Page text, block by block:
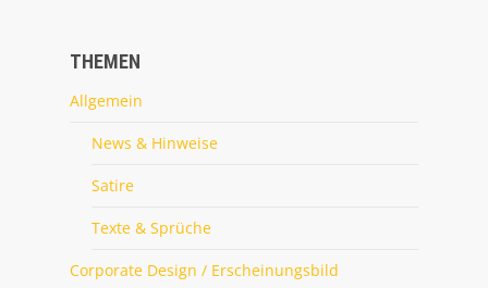
THEMEN
Allgemein
News & Hinweise
Satire
Texte & Sprüche
Corporate Design / Erscheinungsbild